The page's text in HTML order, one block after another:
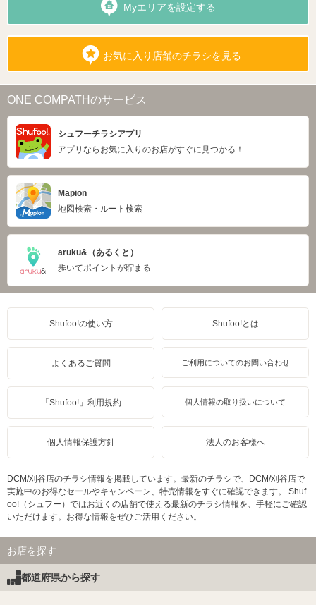
Myエリアを設定する
お気に入り店舗のチラシを見る
ONE COMPATHのサービス
シュフーチラシアプリ
アプリならお気に入りのお店がすぐに見つかる！
Mapion
地図検索・ルート検索
aruku&（あるくと）
歩いてポイントが貯まる
Shufoo!の使い方 Shufoo!とは
よくあるご質問 ご利用についてのお問い合わせ
「Shufoo!」利用規約 個人情報の取り扱いについて
個人情報保護方針 法人のお客様へ
DCM/刈谷店のチラシ情報を掲載しています。最新のチラシで、DCM/刈谷店で
実施中のお得なセールやキャンペーン、特売情報をすぐに確認できます。 Shuf
oo!（シュフー）ではお近くの店舗で使える最新のチラシ情報を、手軽にご確認
いただけます。お得な情報をぜひご活用ください。
お店を探す
都道府県から探す